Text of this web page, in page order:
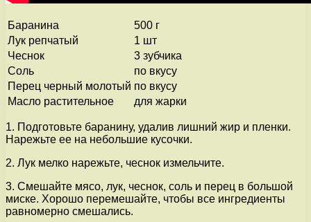
Баранина
500 г
Лук репчатый
1 шт
Чеснок
3 зубчика
Соль
по вкусу
Перец черный молотый по вкусу
Масло растительное
для жарки
1. Подготовьте баранину, удалив лишний жир и пленки.
Нарежьте ее на небольшие кусочки.
2. Лук мелко нарежьте, чеснок измельчите.
3. Смешайте мясо, лук, чеснок, соль и перец в большой
миске. Хорошо перемешайте, чтобы все ингредиенты
равномерно смешались.